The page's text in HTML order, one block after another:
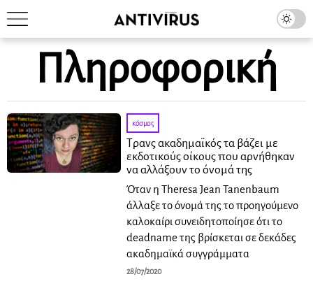
Πληροφορική
κόσμος
Τρανς ακαδημαϊκός τα βάζει με
εκδοτικούς οίκους που αρνήθηκαν
να αλλάξουν το όνομά της
Όταν η Theresa Jean Tanenbaum
άλλαξε το όνομά της το προηγούμενο
καλοκαίρι συνειδητοποίησε ότι το
deadname της βρίσκεται σε δεκάδες
ακαδημαϊκά συγγράμματα
28/07/2020